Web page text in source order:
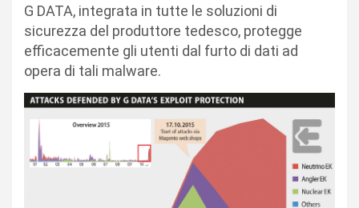
G DATA, integrata in tutte le soluzioni di
sicurezza del produttore tedesco, protegge
efficacemente gli utenti dal furto di dati ad
opera di tali malware.